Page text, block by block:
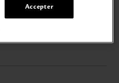
dewy finish that lasts for 24
Accepter